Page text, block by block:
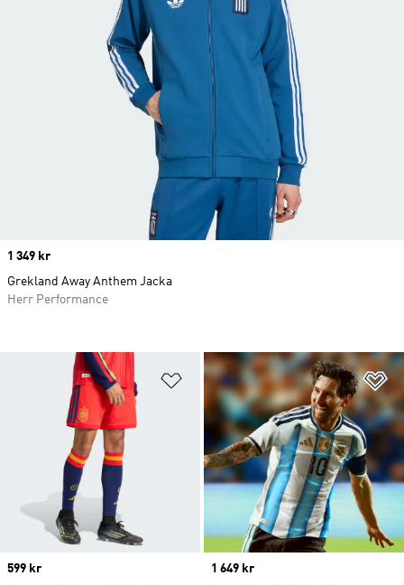
Lägg till på önskelistan
Price
599 kr
Price
1 649 kr
Price
1 349 kr
Grekland Away Anthem Jacka
Herr Performance